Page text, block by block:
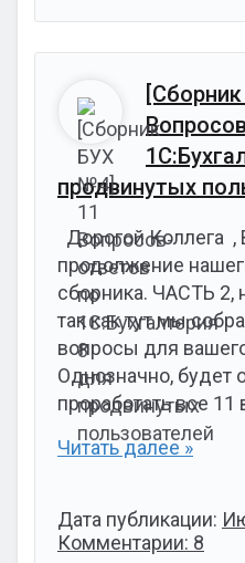
продвинутых
Дорогой Коллега
продолжение
сборника. ЧАСТЬ 2,
так как тут мы
вопросы для
Однозначно, будет
проработать все
Читать далее »
Дата публикации:
Комментарии: 8